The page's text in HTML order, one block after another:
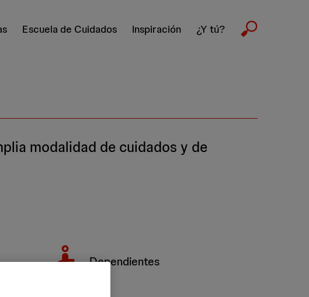
Escuela de Cuidados Inspiración ¿Y tú?
modalidad de cuidados y de
Dependientes